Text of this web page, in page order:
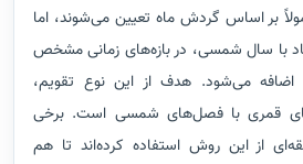
بر اساس گردش ماه تعیین می‌شوند، اما
با سال شمسی، در بازه‌های زمانی مشخص
اضافه می‌شود. هدف از این نوع تقویم،
قمری با فصل‌های شمسی است. برخی
از این روش استفاده کرده‌اند تا هم